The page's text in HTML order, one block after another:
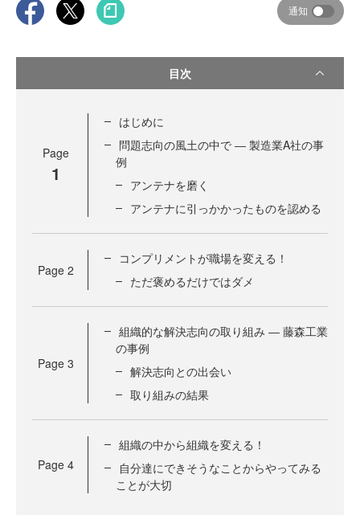
通知
目次
Page
1
はじめに
問題志向の風土の中で ― 製造業A社の事
例
アンテナを磨く
アンテナに引っかかったものを認める
Page 2
コンプリメントが職場を変える！
ただ褒めるだけではダメ
Page 3
組織的な解決志向の取り組み ― 藤森工業
の事例
解決志向との出会い
取り組みの結果
Page 4
組織の中から組織を変える！
自分達にできそうなことからやってみる
ことが大切